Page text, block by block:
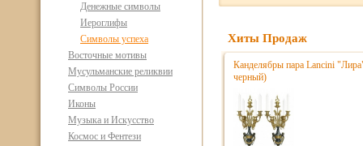
Денежные символы
Иероглифы
Символы успеха
Восточные мотивы
Мусульманские реликвии
Символы России
Иконы
Музыка и Искусство
Космос и Фентези
Хиты Продаж
Канделябры пара Lancini
черный)